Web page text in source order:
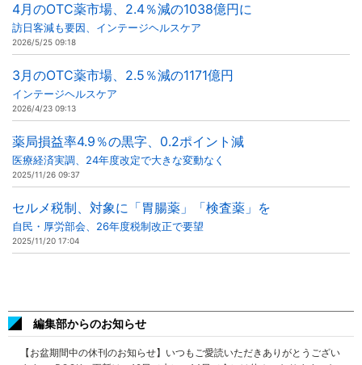
4月のOTC薬市場、2.4％減の1038億円に
訪日客減も要因、インテージヘルスケア
2026/5/25 09:18
3月のOTC薬市場、2.5％減の1171億円
インテージヘルスケア
2026/4/23 09:13
薬局損益率4.9％の黒字、0.2ポイント減
医療経済実調、24年度改定で大きな変動なく
2025/11/26 09:37
セルメ税制、対象に「胃腸薬」「検査薬」を
自民・厚労部会、26年度税制改正で要望
2025/11/20 17:04
編集部からのお知らせ
【お盆期間中の休刊のお知らせ】いつもご愛読いただきありがとうござい